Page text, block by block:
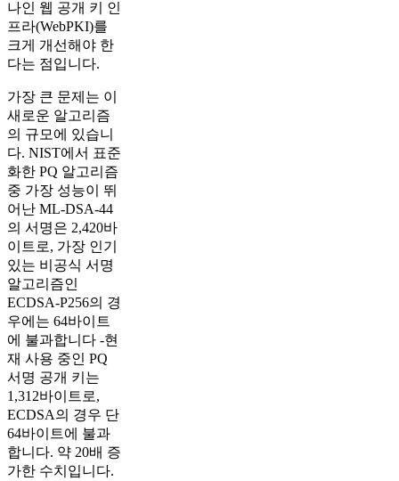
나인 웹 공개 키 인
프라(WebPKI)를
크게 개선해야 한
다는 점입니다.
가장 큰 문제는 이
새로운 알고리즘
의 규모에 있습니
다. NIST에서 표준
화한 PQ 알고리즘
중 가장 성능이 뛰
어난 ML-DSA-44
의 서명은 2,420바
이트로, 가장 인기
있는 비공식 서명
알고리즘인
ECDSA-P256의 경
우에는 64바이트
에 불과합니다 -현
재 사용 중인 PQ
서명 공개 키는
1,312바이트로,
ECDSA의 경우 단
64바이트에 불과
합니다. 약 20배 증
가한 수치입니다.